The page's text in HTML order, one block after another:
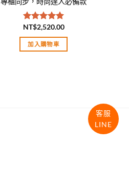
評分5.00
滿分 5
NT$2,520.00
加入購物車
客服
LINE